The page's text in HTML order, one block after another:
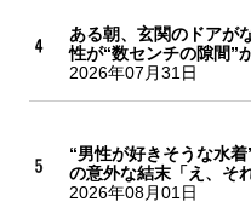
ある朝、玄関のドアが
性が“数センチの隙間”
2026年07月31日
“男性が好きそうな水
の意外な結末「え、そ
2026年08月01日